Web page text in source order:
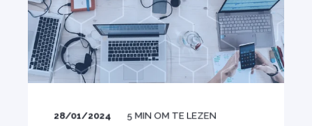
28/01/2024 5MIN OM TE LEZEN